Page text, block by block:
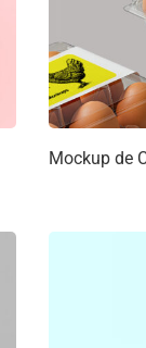
Mockup de